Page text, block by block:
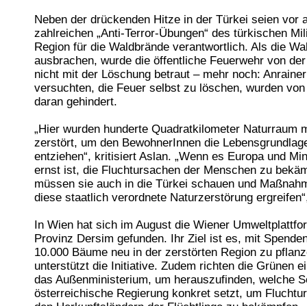
Neben der drückenden Hitze in der Türkei seien vor
zahlreichen „Anti-Terror-Übungen“ des türkischen
Region für die Waldbrände verantwortlich. Als die
ausbrachen, wurde die öffentliche Feuerwehr von
nicht mit der Löschung betraut – mehr noch:
versuchten, die Feuer selbst zu löschen, wurden
daran gehindert.
„Hier wurden hunderte Quadratkilometer Naturraum
zerstört, um den BewohnerInnen die
entziehen“, kritisiert Aslan. „Wenn es Europa und
ernst ist, die Fluchtursachen der Menschen zu
müssen sie auch in die Türkei schauen und
diese staatlich verordnete Naturzerstörung
In Wien hat sich im August die Wiener
Provinz Dersim gefunden. Ihr Ziel ist es, mit
10.000 Bäume neu in der zerstörten Region zu
unterstützt die Initiative. Zudem richten die Grünen
das Außenministerium, um herauszufinden, welche
österreichische Regierung konkret setzt, um